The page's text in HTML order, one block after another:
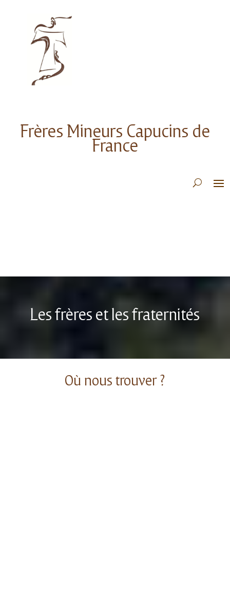
Frères Mineurs Capucins de
France
Les frères et les fraternités
Où nous trouver ?